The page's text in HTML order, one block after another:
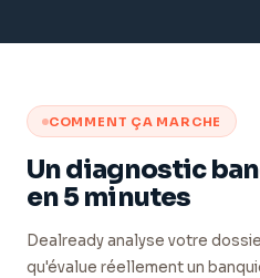
COMMENT ÇA MARCHE
Un diagnostic
en 5 minutes
Dealready analyse votre
qu'évalue réellement un